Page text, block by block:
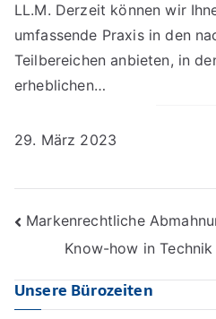
LL.M. Derzeit können wir
umfassende Praxis in den
Teilbereichen anbieten, in
erheblichen…
29. März 2023
Markenrechtliche
Know-how in
Unsere Bürozeiten